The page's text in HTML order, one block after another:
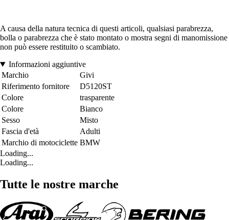
A causa della natura tecnica di questi articoli, qualsiasi parabrezza,
bolla o parabrezza che è stato montato o mostra segni di manomissione
non può essere restituito o scambiato.
Informazioni aggiuntive
Marchio
Givi
Riferimento fornitore
D5120ST
Colore
trasparente
Colore
Bianco
Sesso
Misto
Fascia d'età
Adulti
Marchio di motociclette BMW
Loading...
Loading...
Tutte le nostre marche